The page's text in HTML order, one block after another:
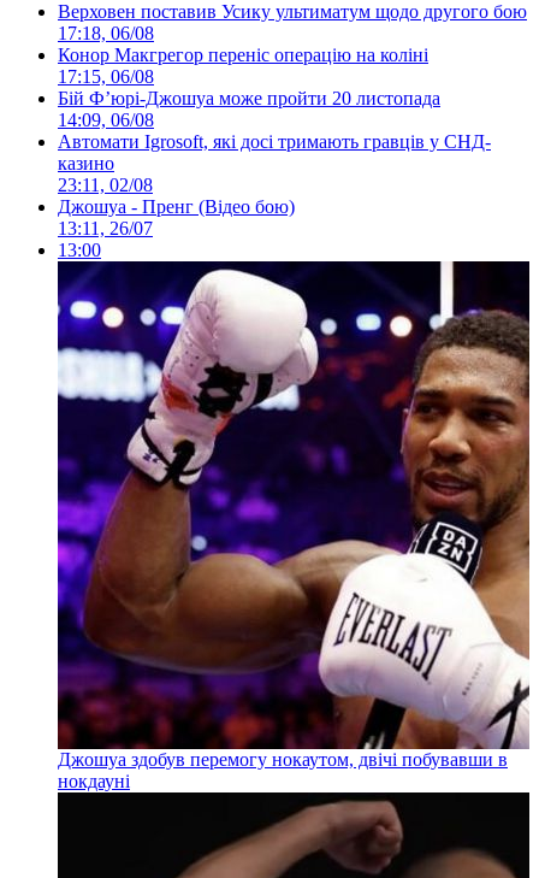
Верховен поставив Усику ультиматум щодо другого бою
17:18, 06/08
Конор Макгрегор переніс операцію на коліні
17:15, 06/08
Бій Ф’юрі-Джошуа може пройти 20 листопада
14:09, 06/08
Автомати Igrosoft, які досі тримають гравців у СНД-
казино
23:11, 02/08
Джошуа - Пренг (Відео бою)
13:11, 26/07
13:00
Джошуа здобув перемогу нокаутом, двічі побувавши в
нокдауні